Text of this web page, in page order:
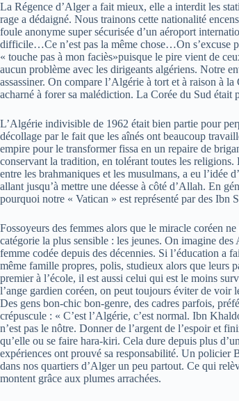
La Régence d’Alger a fait mieux, elle a interdit les
rage a dédaigné. Nous trainons cette nationalité
foule anonyme super sécurisée d’un aéroport
difficile…Ce n’est pas la même chose…On s’excuse
« touche pas à mon faciès»puisque le pire vient de
aucun problème avec les dirigeants algériens. Notre
assassiner. On compare l’Algérie à tort et à raison à
acharné à forer sa malédiction. La Corée du Sud
L’Algérie indivisible de 1962 était bien partie pour
décollage par le fait que les aînés ont beaucoup
empire pour le transformer fissa en un repaire de
conservant la tradition, en tolérant toutes les
entre les brahmaniques et les musulmans, a eu l’idée
allant jusqu’à mettre une déesse à côté d’Allah. En
pourquoi notre « Vatican » est représenté par des Ibn
Fossoyeurs des femmes alors que le miracle coréen
catégorie la plus sensible : les jeunes. On imagine
femme codée depuis des décennies. Si l’éducation a
même famille propres, polis, studieux alors que leurs
premier à l’école, il est aussi celui qui est le moins
l’ange gardien coréen, on peut toujours éviter de
Des gens bon-chic bon-genre, des cadres parfois,
crépuscule : « C’est l’Algérie, c’est normal. Ibn
n’est pas le nôtre. Donner de l’argent de l’espoir et
qu’elle ou se faire hara-kiri. Cela dure depuis plus
expériences ont prouvé sa responsabilité. Un policier
dans nos quartiers d’Alger un peu partout. Ce qui
montent grâce aux plumes arrachées.